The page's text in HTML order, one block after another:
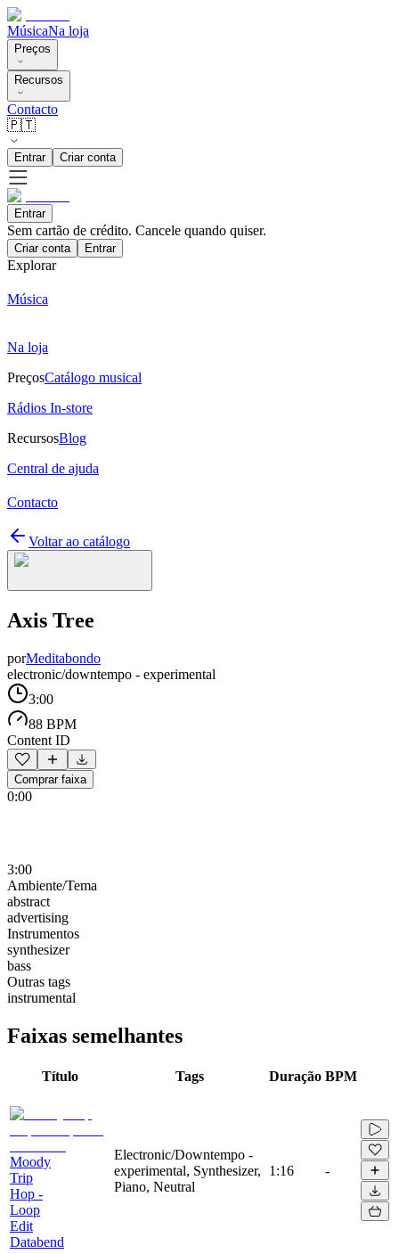
MúsicaNa loja
Preços
Recursos
Contacto
🇵🇹
Entrar Criar conta
Entrar
Sem cartão de crédito. Cancele quando quiser.
Criar conta Entrar
Explorar
Música
Na loja
PreçosCatálogo musical
Rádios In-store
RecursosBlog
Central de ajuda
Contacto
Voltar ao catálogo
Axis Tree
porMeditabondo
electronic/downtempo - experimental
3:00
88 BPM
Content ID
Comprar faixa
0:00
3:00
Ambiente/Tema
abstract
advertising
Instrumentos
synthesizer
bass
Outras tags
instrumental
Faixas semelhantes
Título Tags Duração BPM
Moody
Trip
Hop -
Loop
Edit
Databend
Electronic/Downtempo -
experimental, Synthesizer,
Piano, Neutral
1:16 -